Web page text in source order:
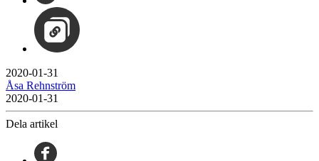
2020-01-31
Åsa Rehnström
2020-01-31
Dela artikel